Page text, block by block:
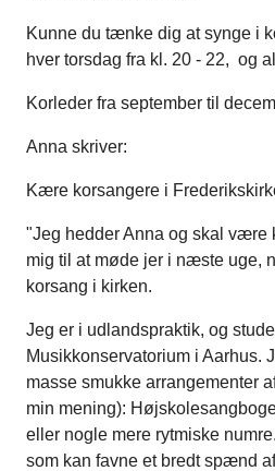
Kunne du tænke dig at synge i
hver torsdag fra kl. 20 - 22, og
Korleder fra september til
Anna skriver:
Kære korsangere i
"Jeg hedder Anna og skal være
mig til at møde jer i næste uge,
korsang i kirken.
Jeg er i udlandspraktik, og
Musikkonservatorium i Aarhus.
masse smukke arrangementer
min mening):
eller nogle mere rytmiske
som kan favne et bredt spænd